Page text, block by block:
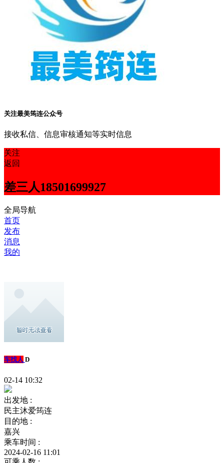
关注最美筠连公众号
接收私信、信息审核通知等实时信息
关注
返回
差三人18501699927
全局导航
首页
发布
消息
我的
车找人 D
02-14 10:32
出发地 :
民主沐爱筠连
目的地 :
嘉兴
乘车时间 :
2024-02-16 11:01